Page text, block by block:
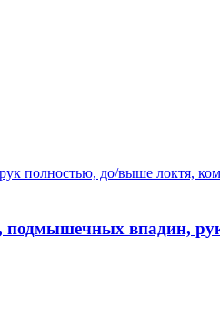
подмышечных впадин,